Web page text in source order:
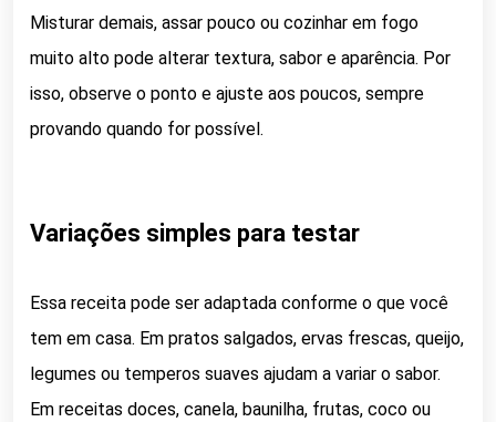
Misturar demais, assar pouco ou cozinhar em fogo
muito alto pode alterar textura, sabor e aparência. Por
isso, observe o ponto e ajuste aos poucos, sempre
provando quando for possível.
Variações simples para testar
Essa receita pode ser adaptada conforme o que você
tem em casa. Em pratos salgados, ervas frescas, queijo,
legumes ou temperos suaves ajudam a variar o sabor.
Em receitas doces, canela, baunilha, frutas, coco ou